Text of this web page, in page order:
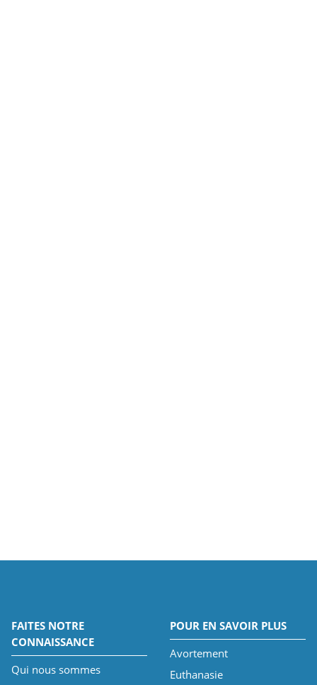
FAITES NOTRE
CONNAISSANCE
Qui nous sommes
POUR EN SAVOIR PLUS
Avortement
Euthanasie